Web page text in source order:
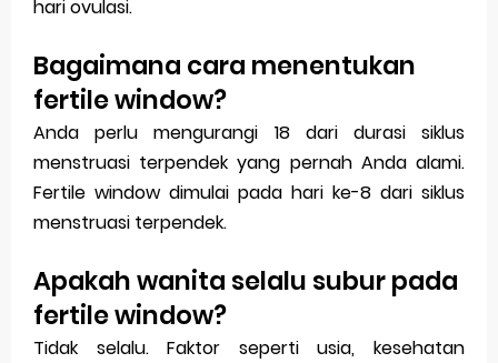
hari ovulasi.
Bagaimana cara menentukan
fertile window?
Anda perlu mengurangi 18 dari durasi siklus
menstruasi terpendek yang pernah Anda alami.
Fertile window dimulai pada hari ke-8 dari siklus
menstruasi terpendek.
Apakah wanita selalu subur pada
fertile window?
Tidak selalu. Faktor seperti usia, kesehatan